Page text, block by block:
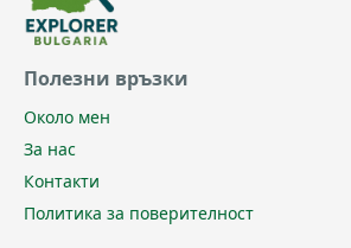
Полезни връзки
Около мен
За нас
Контакти
Политика за поверителност